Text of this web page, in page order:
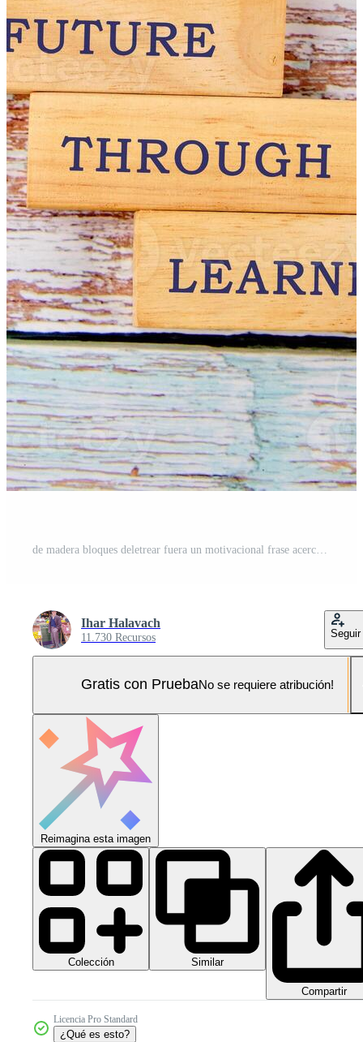
Ihar Halavach
11.730 Recursos Seguir
Gratis con PruebaNo se requiere atribución!
Reimagina esta imagen
Colección Similar
Compartir
Licencia Pro Standard
¿Qué es esto?